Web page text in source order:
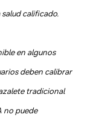
calificado.
en algunos
deben calibrar
tradicional
no puede